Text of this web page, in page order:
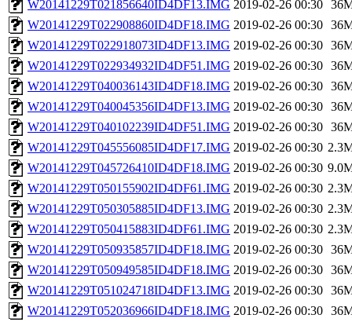
W20141229T021856640ID4DF13.IMG 2019-02-26 00:30
W20141229T022908860ID4DF18.IMG 2019-02-26 00:30
W20141229T022918073ID4DF13.IMG 2019-02-26 00:30
W20141229T022934932ID4DF51.IMG 2019-02-26 00:30
W20141229T040036143ID4DF18.IMG 2019-02-26 00:30
W20141229T040045356ID4DF13.IMG 2019-02-26 00:30
W20141229T040102239ID4DF51.IMG 2019-02-26 00:30
W20141229T045556085ID4DF17.IMG 2019-02-26 00:30
W20141229T045726410ID4DF18.IMG 2019-02-26 00:30
W20141229T050155902ID4DF61.IMG 2019-02-26 00:30
W20141229T050305885ID4DF13.IMG 2019-02-26 00:30
W20141229T050415883ID4DF61.IMG 2019-02-26 00:30
W20141229T050935857ID4DF18.IMG 2019-02-26 00:30
W20141229T050949585ID4DF18.IMG 2019-02-26 00:30
W20141229T051024718ID4DF13.IMG 2019-02-26 00:30
W20141229T052036966ID4DF18.IMG 2019-02-26 00:30